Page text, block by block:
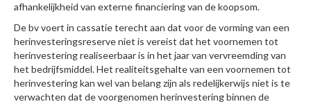
afhankelijkheid van externe financiering van de koopsom.
De bv voert in cassatie terecht aan dat voor de vorming van een
herinvesteringsreserve niet is vereist dat het voornemen tot
herinvestering realiseerbaar is in het jaar van vervreemding van
het bedrijfsmiddel. Het realiteitsgehalte van een voornemen tot
herinvestering kan wel van belang zijn als redelijkerwijs niet is te
verwachten dat de voorgenomen herinvestering binnen de